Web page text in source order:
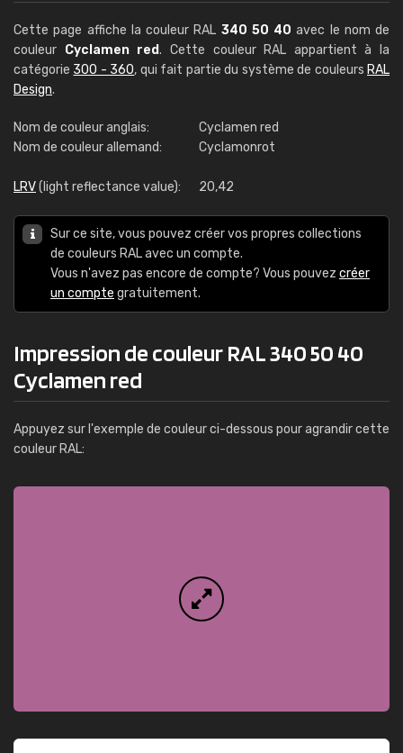
Cette page affiche la couleur RAL 340 50 40 avec le nom de
couleur Cyclamen red. Cette couleur RAL appartient à la
catégorie 300 - 360, qui fait partie du système de couleurs RAL
Design.
Nom de couleur anglais:
Cyclamen red
Nom de couleur allemand:
Cyclamonrot
LRV(light reflectance value): 20,42
Sur ce site, vous pouvez créer vos propres collections
de couleurs RAL avec un compte.
Vous n'avez pas encore de compte? Vous pouvez créer
un compte gratuitement.
Impression de couleur RAL 340 50 40
Cyclamen red
Appuyez sur l'exemple de couleur ci-dessous pour agrandir cette
couleur RAL: